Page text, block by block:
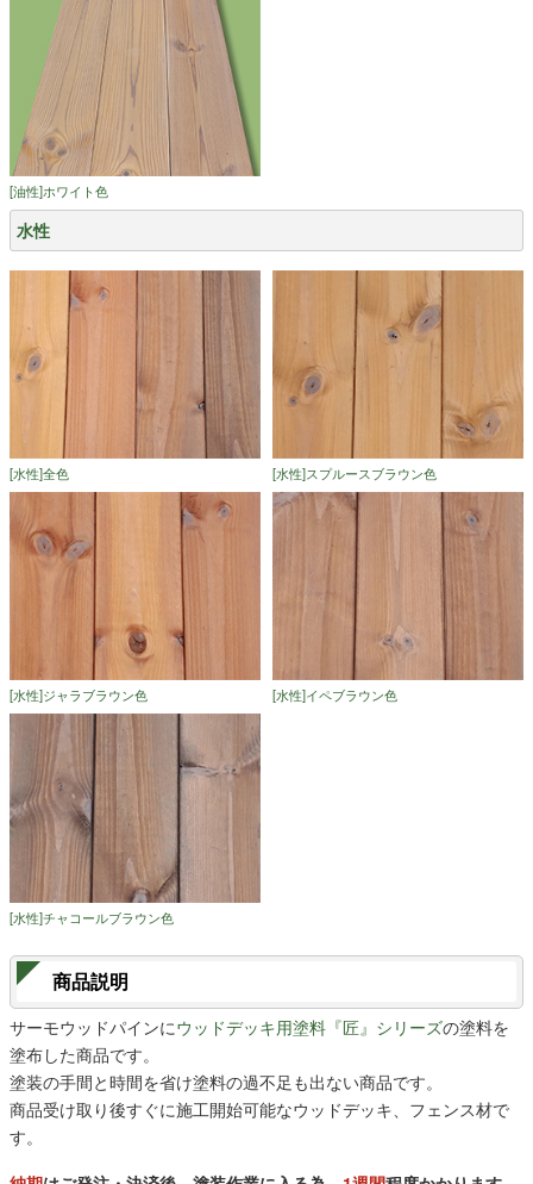
[油性]ホワイト色
水性
[水性]全色 [水性]スプルースブラウン色
[水性]ジャラブラウン色 [水性]イペブラウン色
[水性]チャコールブラウン色
商品説明
サーモウッドパインにウッドデッキ用塗料『匠』シリーズの塗料を
塗布した商品です。
塗装の手間と時間を省け塗料の過不足も出ない商品です。
商品受け取り後すぐに施工開始可能なウッドデッキ、フェンス材で
す。